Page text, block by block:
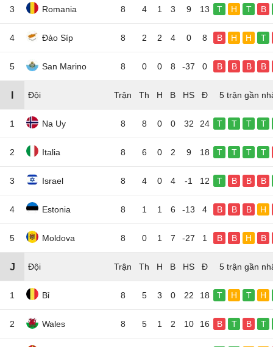
3 Romania 8 4 1 3 9 13 T H T B
4 Đảo Síp 8 2 2 4 0 8 B H H T
5 San Marino 8 0 0 8 -37 0 B B B B
Đội 5 trận gần
1 Na Uy 8 8 0 0 32 24 T T T T
2 Italia 8 6 0 2 9 18 T T T T
3 Israel 8 4 0 4 -1 12 T B B B
4 Estonia 8 1 1 6 -13 4 B B B H
5 Moldova 8 0 1 7 -27 1 B B H B
J Đội 5 trận gần
1 Bỉ 8 5 3 0 22 18 T H T H
2 Wales 8 5 1 2 10 16 B T B T